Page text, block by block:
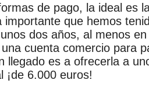
de pago, la ideal es
importante que hemos
dos años, al menos
cuenta comercio para
llegado es a ofrecerla a
¡de 6.000 euros!